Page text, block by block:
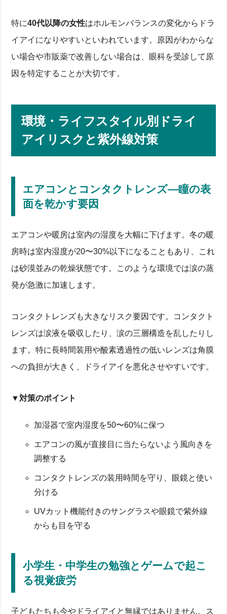
特に40代以降の女性はホルモンバランスの変化からドラ
イアイになりやすいといわれています。原因がわからな
い場合や市販薬で改善しない場合は、眼科を受診して原
因を特定することが大切です。
環境・ライフスタイル別ドライ
アイリスクと紫外線対策
エアコンとコンタクトレンズ―瞳の表
面を乾かす要因
エアコンや暖房は室内の湿度を大幅に下げます。冬の暖
房時は室内湿度が20〜30%以下になることもあり、これ
は砂漠並みの乾燥状態です。このような環境では涙の蒸
発が急激に加速します。
コンタクトレンズも大きなリスク要因です。コンタクト
レンズは涙液を吸収したり、涙の三層構造を乱したりし
ます。特に長時間装用や酸素透過性の低いレンズは角膜
への負担が大きく、ドライアイを悪化させやすいです。
▼対策のポイント
加湿器で室内湿度を50〜60%に保つ
エアコンの風が直接目に当たらないよう風向きを
調整する
コンタクトレンズの装用時間を守り、眼鏡と使い
分ける
UVカット機能付きのサングラスや眼鏡で紫外線
からも目を守る
小学生・中学生の勉強とゲームで起こ
る視覚疲労
子どもたちも今やドライアイと無縁ではありません。ス